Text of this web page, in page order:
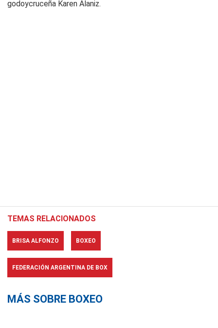
godoycruceña Karen Alaniz.
TEMAS RELACIONADOS
BRISA ALFONZO BOXEO
FEDERACIÓN ARGENTINA DE BOX
MÁS SOBRE BOXEO